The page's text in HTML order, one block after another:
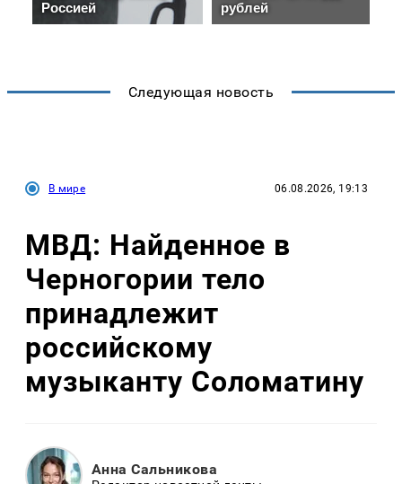
Следующая новость
В мире 06.08.2026, 19:13
МВД: Найденное в
Черногории тело
принадлежит
российскому
музыканту Соломатину
Анна Сальникова